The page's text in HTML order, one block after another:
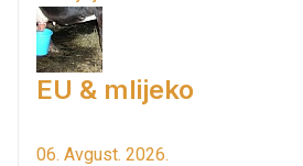
EU & mlijeko
06. Avgust. 2026.